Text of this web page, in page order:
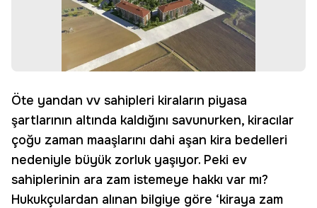
Öte yandan vv sahipleri kiraların piyasa
şartlarının altında kaldığını savunurken, kiracılar
çoğu zaman maaşlarını dahi aşan kira bedelleri
nedeniyle büyük zorluk yaşıyor. Peki ev
sahiplerinin ara zam istemeye hakkı var mı?
Hukukçulardan alınan bilgiye göre ‘kiraya zam